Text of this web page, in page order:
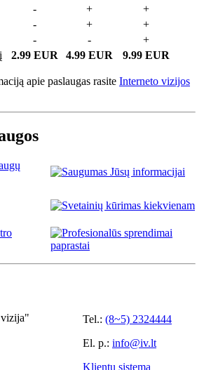
- +
+
- +
+
- -
+
2.99 EUR 4.99 EUR 9.99 EUR
apie paslaugas rasite Interneto vizijos
Tel.: (8~5) 2324444
El. p.: info@iv.lt
Klientų sistema